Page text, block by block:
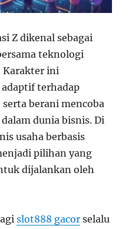
Z dikenal sebagai
teknologi
Karakter ini
terhadap
berani mencoba
dunia bisnis. Di
usaha berbasis
pilihan yang
dijalankan oleh
slot888 gacor selalu